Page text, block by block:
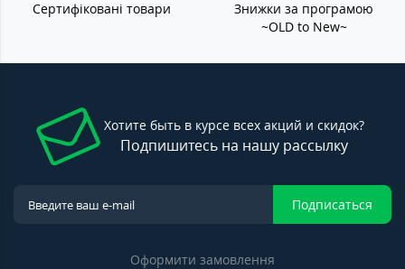
Сертифіковані товари
Знижки за програмою
~OLD to New~
Хотите быть в курсе всех акций и скидок?
Подпишитесь на нашу рассылку
Подписаться
Оформити замовлення